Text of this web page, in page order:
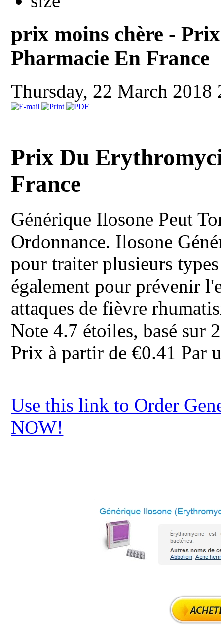
prix moins chère -
Pharmacie En France
Thursday, 22 March
Prix Du
France
Générique Ilosone Peut
Ordonnance. Ilosone
pour traiter plusieurs
également pour prévenir
attaques de fièvre
Note4.7 étoiles, basé sur
Prix à partir de€0.41 Par
Use this link to Order
NOW!